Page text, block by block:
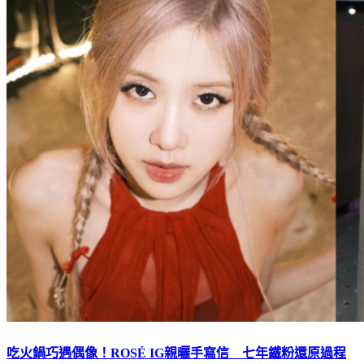
吃火鍋巧遇偶像！ROSÉ IG親曬手寫信 七年鐵粉還原過程